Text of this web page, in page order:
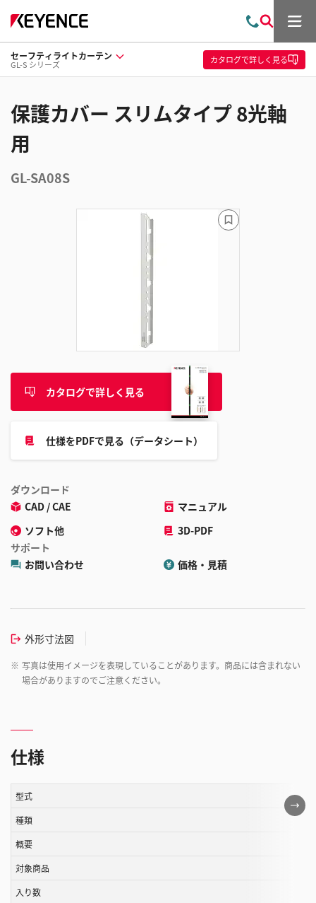
問
い
合
わ
索
メ
ュ
ー
セーフティライトカーテン
GL-S シリーズ カタログで詳しく見る
保護カバー スリムタイプ 8光軸
用
GL-SA08S
カタログで詳しく見る
仕様をPDFで見る（データシート）
ダウンロード
CAD / CAE
マニュアル
ソフト他
3D-PDF
サポート
お問い合わせ
価格・見積
外形寸法図
※ 写真は使用イメージを表現していることがあります。商品には含まれない
場合がありますのでご注意ください。
ブ
ッ
仕様
こ
の
型式
種類
概要
対象商品
入り数